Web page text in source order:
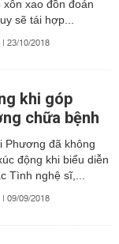
xao đồn đoán
sẽ tái hợp...
23/10/2018
khi góp
chữa bệnh
Phương đã không
động khi biểu diễn
Tình nghệ sĩ,...
09/09/2018